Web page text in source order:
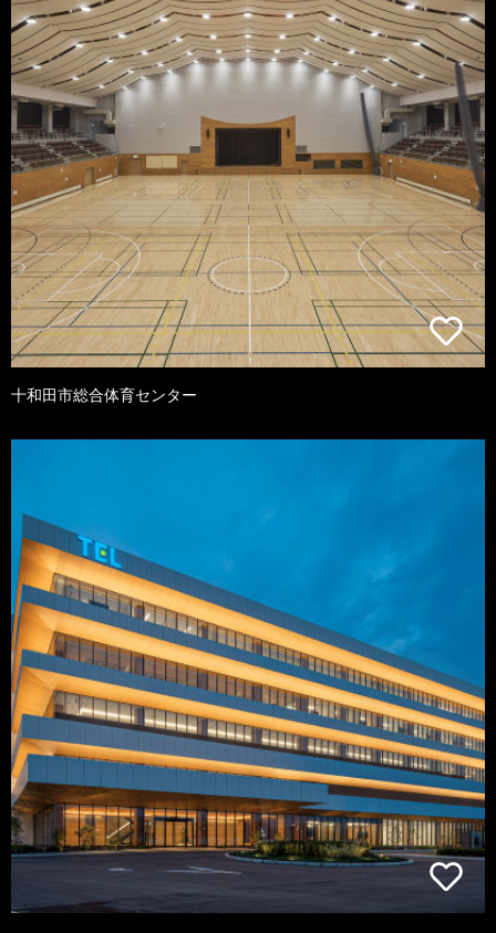
十和田市総合体育センター